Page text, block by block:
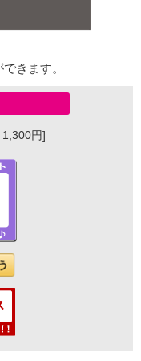
きます。
円]